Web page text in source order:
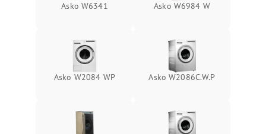
Asko W6341 Asko W6984 W
Asko W2084 WP Asko W2086C.W.P